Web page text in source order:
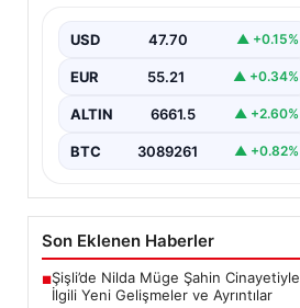
USD 47.70 ▲ +0.15%
EUR 55.21 ▲ +0.34%
ALTIN 6661.5 ▲ +2.60%
BTC 3089261 ▲ +0.82%
Son Eklenen Haberler
■Şişli’de Nilda Müge Şahin Cinayetiyle
İlgili Yeni Gelişmeler ve Ayrıntılar